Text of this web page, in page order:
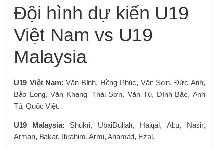
Đội hình dự kiến ​​U19
Việt Nam vs U19
Malaysia
U19 Việt Nam: Văn Bình, Hồng Phúc, Văn Sơn, Đức Anh,
Bảo Long, Văn Khang, Thái Sơn, Văn Tú, Đình Bắc, Anh
Tú, Quốc Việt.
U19 Malaysia: Shukri, UbaiDullah, Haiqal, Abu, Nasir,
Arman, Bakar, Ibrahim, Armi, Ahamad, Ezal.